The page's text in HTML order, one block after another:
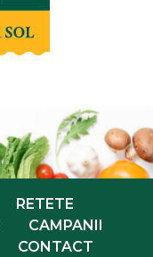
RETETE
CAMPANII
CONTACT